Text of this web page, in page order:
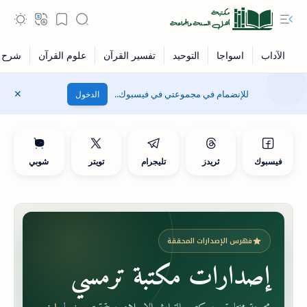
للإنضمام في مجموعتي في فيسبوك.. الدخول
فيسبوك ثريدز تليجرام تويتر شوبي
فهرس الإصدارات المحققة
إصدارات مكتبة ترمسي